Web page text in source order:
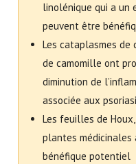
linolénique qui a
peuvent être
Les cataplasmes de
de camomille ont
diminution de
associée aux
Les feuilles de
plantes
bénéfique potentiel